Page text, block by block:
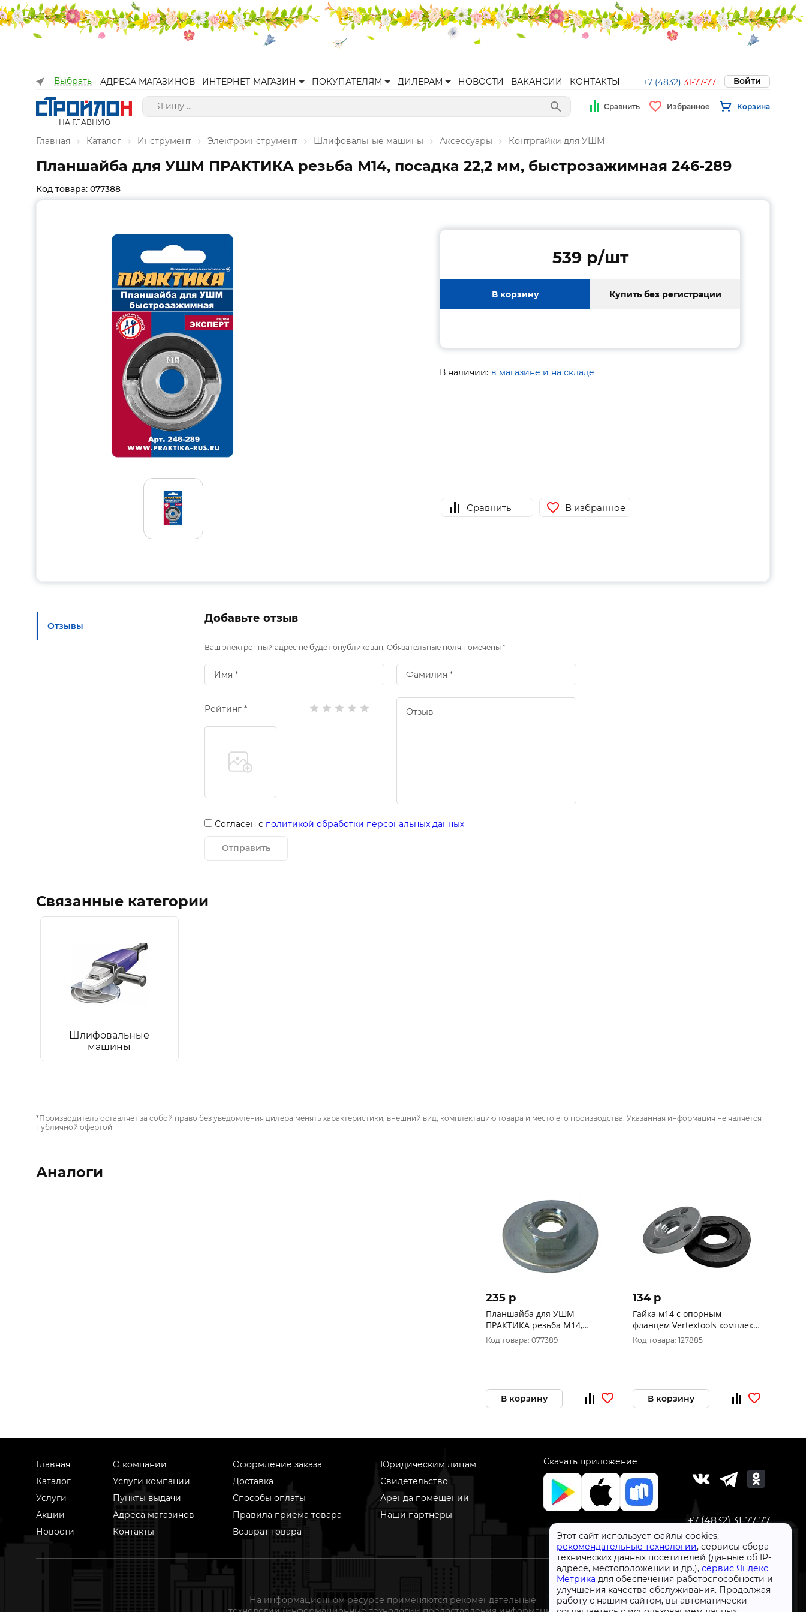
Выбрать АДРЕСА МАГАЗИНОВ ИНТЕРНЕТ-МАГАЗИН ПОКУПАТЕЛЯМ ДИЛЕРАМ НОВОСТИ ВАКАНСИИ КОНТАКТЫ +7 (4832) 31-77-77 Войти
НА ГЛАВНУЮ
Сравнить Избранное Корзина
Главная Каталог Инструмент Электроинструмент Шлифовальные машины Аксессуары Контргайки для УШМ
Этот сайт использует файлы cookies,
рекомендательные технологии, сервисы сбора
технических данных посетителей (данные об IP-
адресе, местоположении и др.), сервис Яндекс
Метрика для обеспечения работоспособности и
улучшения качества обслуживания. Продолжая
работу с нашим сайтом, вы автоматически
Планшайба для УШМ ПРАКТИКА резьба М14, посадка 22,2 мм, быстрозажимная 246-289
Код товара: 077388
539 p/шт
В корзину Купить без регистрации
В наличии: в магазине и на складе
Сравнить В избранное
Отзывы
Добавьте отзыв
Ваш электронный адрес не будет опубликован. Обязательные поля помечены *
Рейтинг *
Согласен с политикой обработки персональных данных
Отправить
Связанные категории
Шлифовальные
машины
*Производитель оставляет за собой право без уведомления дилера менять характеристики, внешний вид, комплектацию товара и место его производства. Указанная информация не является
публичной офертой
Аналоги
235 p
Планшайба для УШМ
ПРАКТИКА резьба М14,
посадка 22,2 мм, под гаечный
ключ 22 mm 246-272
Код товара: 077389
В корзину
134 p
Гайка м14 с опорным
фланцем Vertextools комплект
для ушм 20-40-125
Код товара: 127885
В корзину
Главная
Каталог
Услуги
Акции
Новости
О компании
Услуги компании
Пункты выдачи
Адреса магазинов
Контакты
Оформление заказа
Доставка
Способы оплаты
Правила приема товара
Возврат товара
Юридическим лицам
Свидетельство
Аренда помещений
Наши партнеры
Скачать приложение
+7 (4832) 31-77-77
На информационном ресурсе применяются рекомендательные
СтройлоН 1998-2026 г.